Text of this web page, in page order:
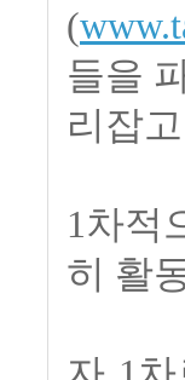
(
들을
리잡
1차적
히 활